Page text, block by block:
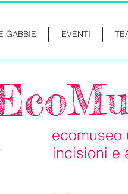
GABBIE EVENTI
ecomuseo
incisioni e